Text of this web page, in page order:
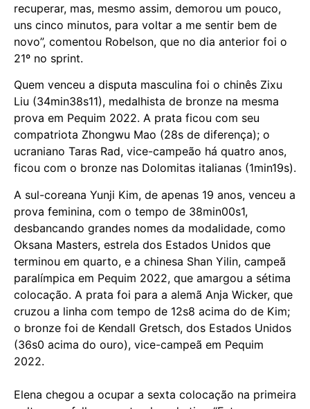
recuperar, mas, mesmo assim, demorou um pouco,
uns cinco minutos, para voltar a me sentir bem de
novo”, comentou Robelson, que no dia anterior foi o
21º no sprint.
Quem venceu a disputa masculina foi o chinês Zixu
Liu (34min38s11), medalhista de bronze na mesma
prova em Pequim 2022. A prata ficou com seu
compatriota Zhongwu Mao (28s de diferença); o
ucraniano Taras Rad, vice-campeão há quatro anos,
ficou com o bronze nas Dolomitas italianas (1min19s).
A sul-coreana Yunji Kim, de apenas 19 anos, venceu a
prova feminina, com o tempo de 38min00s1,
desbancando grandes nomes da modalidade, como
Oksana Masters, estrela dos Estados Unidos que
terminou em quarto, e a chinesa Shan Yilin, campeã
paralímpica em Pequim 2022, que amargou a sétima
colocação. A prata foi para a alemã Anja Wicker, que
cruzou a linha com tempo de 12s8 acima do de Kim;
o bronze foi de Kendall Gretsch, dos Estados Unidos
(36s0 acima do ouro), vice-campeã em Pequim
2022.
Elena chegou a ocupar a sexta colocação na primeira